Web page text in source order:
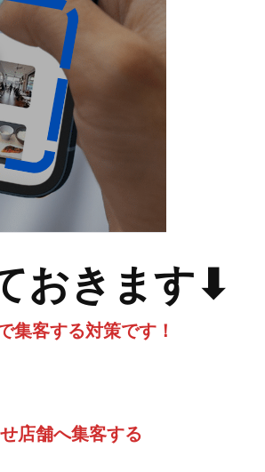
おきます⬇
集客する対策です！
店舗へ集客する